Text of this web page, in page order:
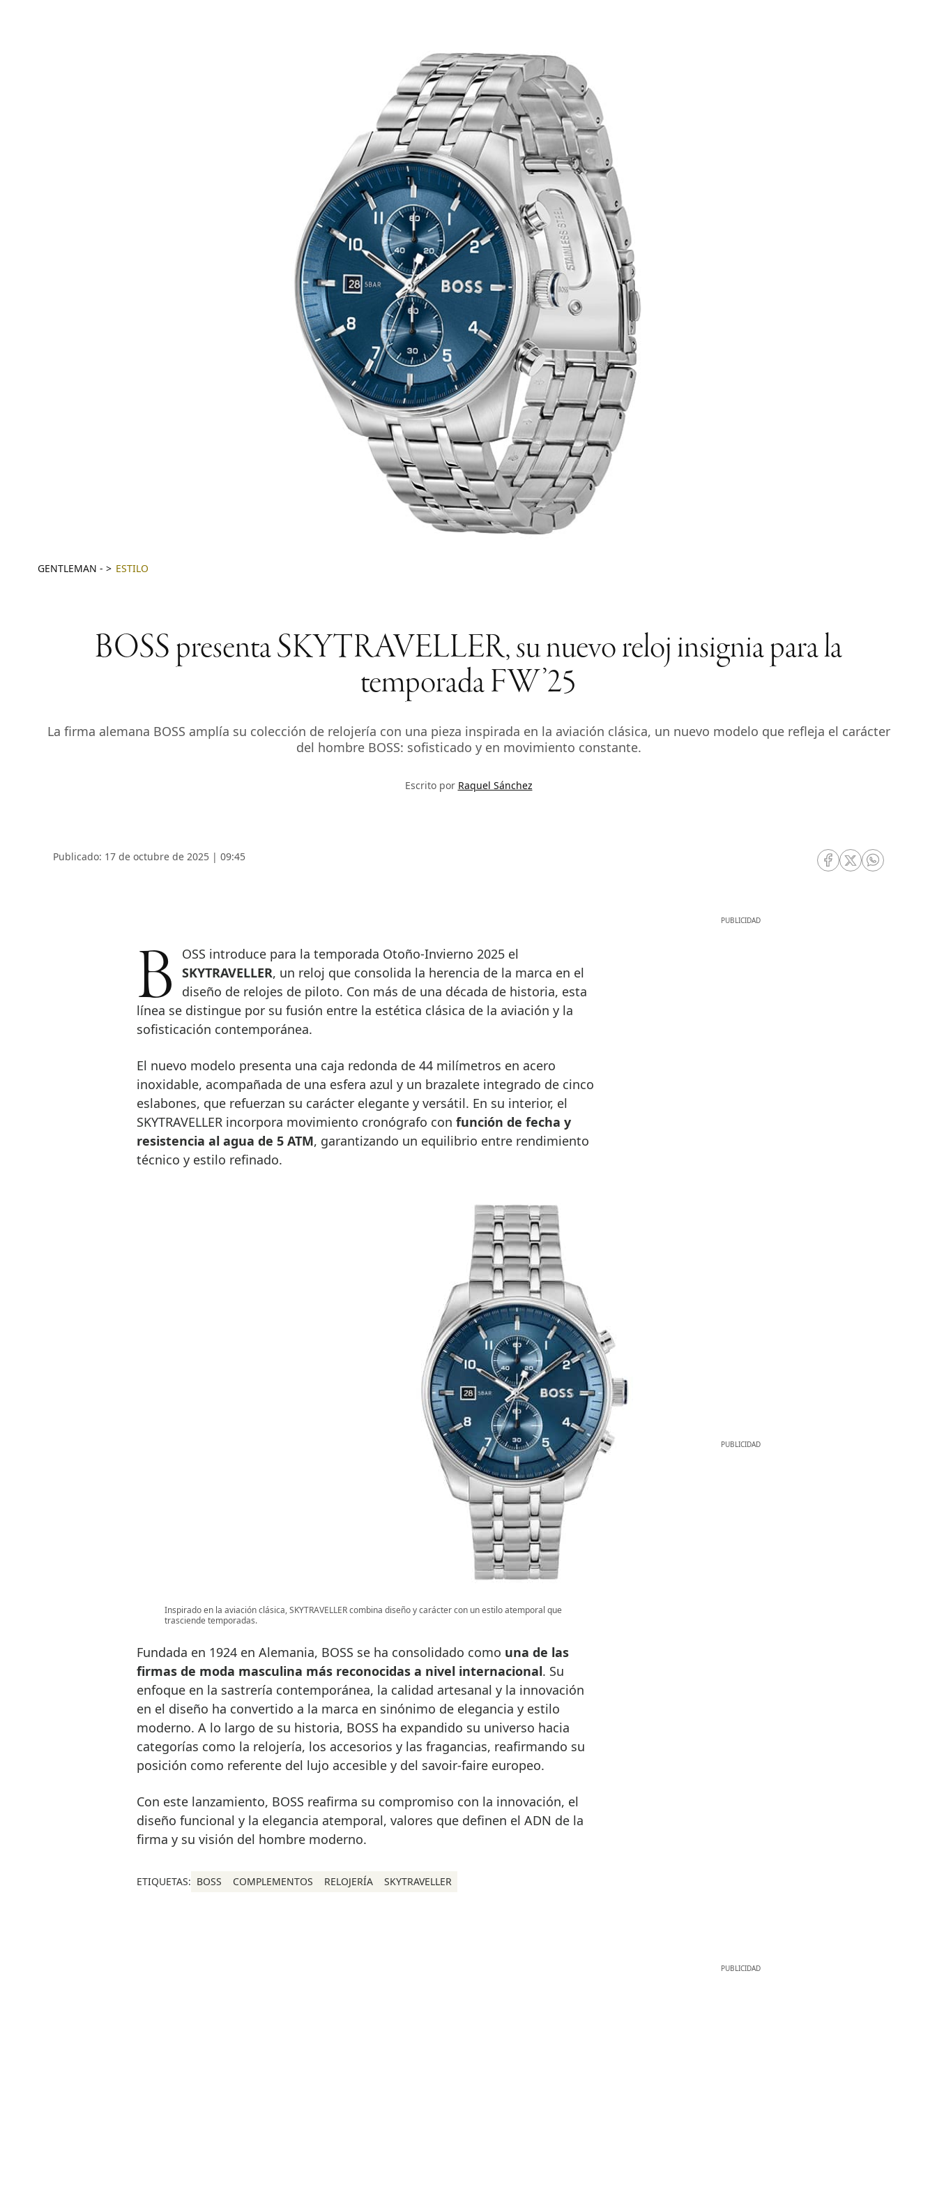
GENTLEMAN - ESTILO
BOSS presenta SKYTRAVELLER, su nuevo reloj insignia para la
temporada FW’25
La firma alemana BOSS amplía su colección de relojería con una pieza inspirada en la aviación clásica, un nuevo modelo que refleja el carácter
del hombre BOSS: sofisticado y en movimiento constante.
Escrito por Raquel Sánchez
Publicado: 17 de octubre de 2025 | 09:45
RRSS Facebook
RRSS Twitter
RRSS
BOSS introduce para la temporada Otoño-Invierno 2025 el
SKYTRAVELLER, un reloj que consolida la herencia de la marca en el
diseño de relojes de piloto. Con más de una década de historia, esta
línea se distingue por su fusión entre la estética clásica de la aviación y la
sofisticación contemporánea.
El nuevo modelo presenta una caja redonda de 44 milímetros en acero
inoxidable, acompañada de una esfera azul y un brazalete integrado de cinco
eslabones, que refuerzan su carácter elegante y versátil. En su interior, el
SKYTRAVELLER incorpora movimiento cronógrafo con función de fecha y
resistencia al agua de 5 ATM, garantizando un equilibrio entre rendimiento
técnico y estilo refinado.
Inspirado en la aviación clásica, SKYTRAVELLER combina diseño y carácter con un estilo atemporal que
trasciende temporadas.
Fundada en 1924 en Alemania, BOSS se ha consolidado como una de las
firmas de moda masculina más reconocidas a nivel internacional. Su
enfoque en la sastrería contemporánea, la calidad artesanal y la innovación
en el diseño ha convertido a la marca en sinónimo de elegancia y estilo
moderno. A lo largo de su historia, BOSS ha expandido su universo hacia
categorías como la relojería, los accesorios y las fragancias, reafirmando su
posición como referente del lujo accesible y del savoir-faire europeo.
Con este lanzamiento, BOSS reafirma su compromiso con la innovación, el
diseño funcional y la elegancia atemporal, valores que definen el ADN de la
firma y su visión del hombre moderno.
ETIQUETAS: BOSS COMPLEMENTOS RELOJERÍA SKYTRAVELLER